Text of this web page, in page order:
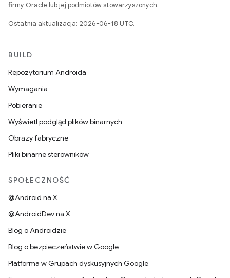
firmy Oracle lub jej podmiotów stowarzyszonych.
Ostatnia aktualizacja: 2026-06-18 UTC.
BUILD
Repozytorium Androida
Wymagania
Pobieranie
Wyświetl podgląd plików binarnych
Obrazy fabryczne
Pliki binarne sterowników
SPOŁECZNOŚĆ
@Android na X
@AndroidDev na X
Blog o Androidzie
Blog o bezpieczeństwie w Google
Platforma w Grupach dyskusyjnych Google